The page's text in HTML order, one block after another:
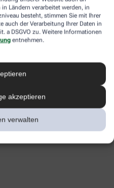
Ländern verarbeitet werden, in
besteht, stimmen Sie mit Ihrer
auch der Verarbeitung Ihrer Daten in
a DSGVO zu. Weitere Informationen
entnehmen.
akzeptieren
verwalten